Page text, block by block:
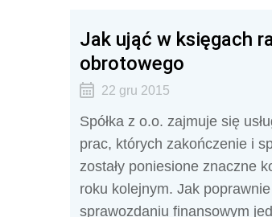
Jak ująć w księgach
obrotowego
22 gru 2015
Spółka z o.o. zajmuje się
prac, których zakończenie i
zostały poniesione znaczne
roku kolejnym. Jak
sprawozdaniu finansowym